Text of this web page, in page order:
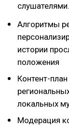
слушателями.
Алгоритмы
истории
положения
Контент-
локальных
Модерация